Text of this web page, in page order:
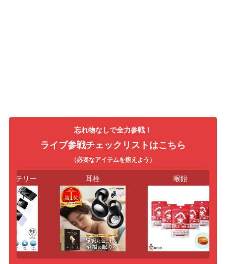
忘れ物なしで全力参戦！
ライブ参戦チェックリストはこちら
（必要なアイテムを揃えよう）
テリー 耳栓 喉飴